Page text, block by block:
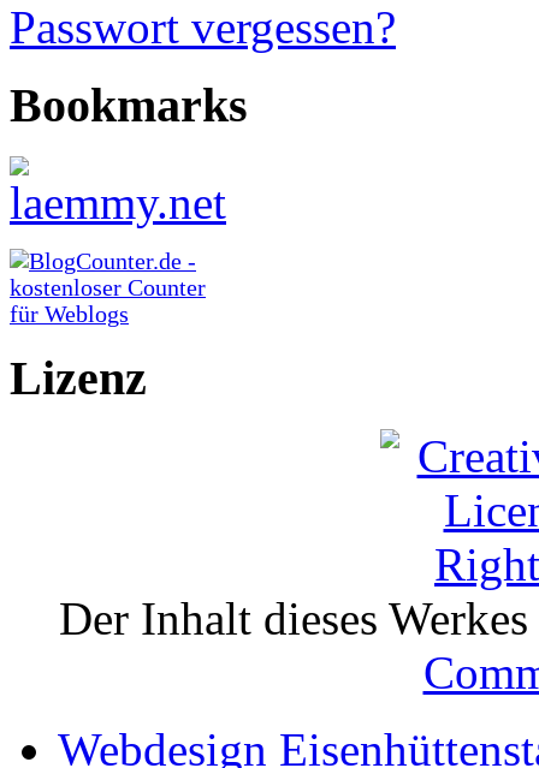
Passwort vergessen?
Bookmarks
Lizenz
Der Inhalt dieses
Webdesign